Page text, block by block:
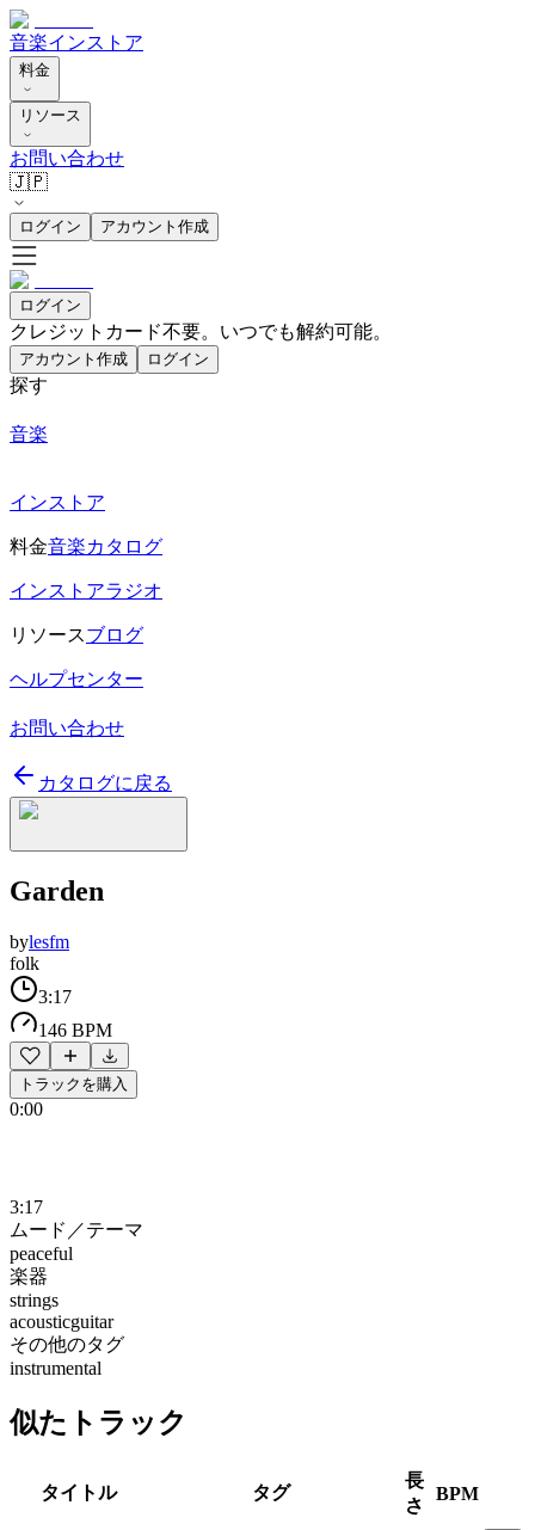
音楽インストア
料金
リソース
お問い合わせ
🇯🇵
ログイン アカウント作成
ログイン
クレジットカード不要。いつでも解約可能。
アカウント作成 ログイン
探す
音楽
インストア
料金音楽カタログ
インストアラジオ
リソースブログ
ヘルプセンター
お問い合わせ
カタログに戻る
Garden
bylesfm
folk
3:17
146 BPM
トラックを購入
0:00
3:17
ムード／テーマ
peaceful
楽器
strings
acousticguitar
その他のタグ
instrumental
似たトラック
タイトル タグ
長
さ
BPM